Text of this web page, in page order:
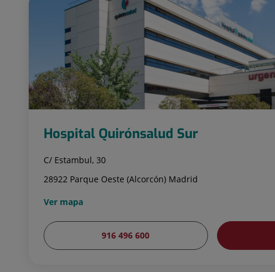
Hospital Quirónsalud Sur
C/ Estambul, 30
28922 Parque Oeste (Alcorcón) Madrid
Ver mapa
916 496 600